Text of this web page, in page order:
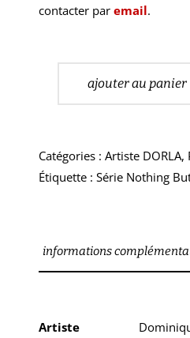
contacter par email.
ajouter au panier
Catégories : Artiste DORLA,
Étiquette : Série Nothing
informations
Artiste